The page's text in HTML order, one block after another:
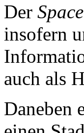
Der
insofern
auch als
Daneben